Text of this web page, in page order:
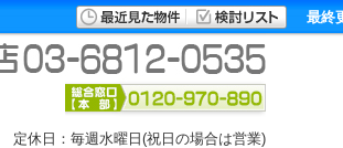
最終
休日：毎週水曜日(祝日の場合は営業)